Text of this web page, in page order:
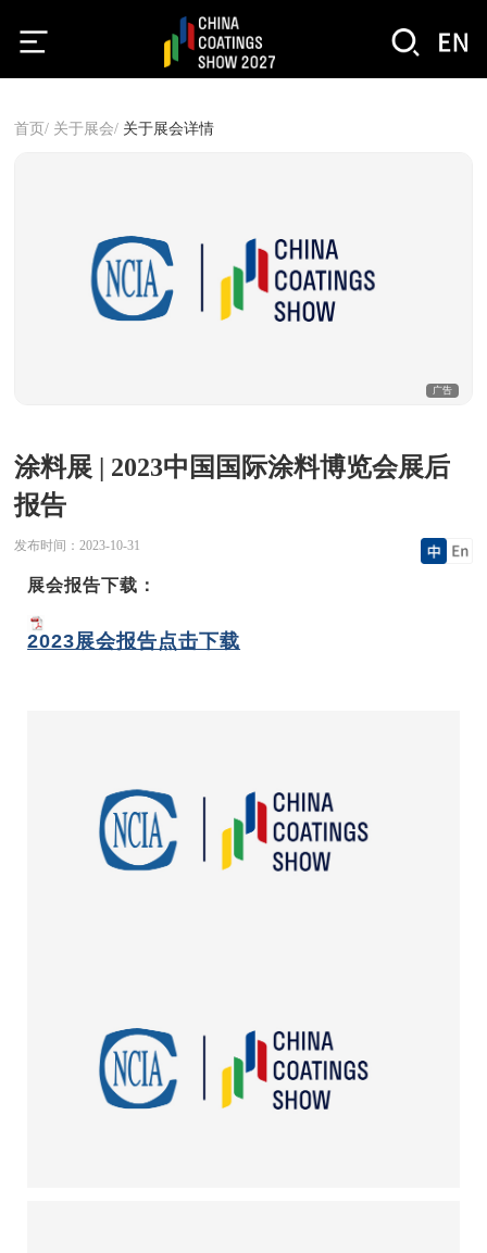
首页/ 关于展会/ 关于展会详情
广告
涂料展 | 2023中国国际涂料博览会展后
报告
发布时间：2023-10-31
展会报告下载：
2023展会报告点击下载